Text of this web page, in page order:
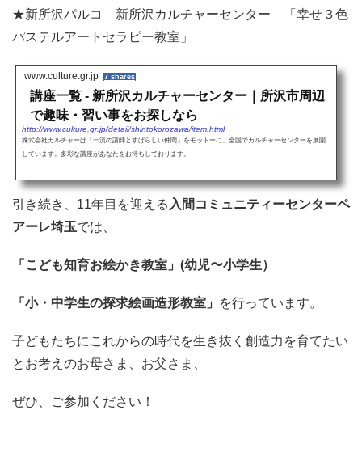
★新所沢パルコ 新所沢カルチャーセンター 「幸せ３色
パステルアートセラピー教室」
www.culture.gr.jp 7 shares
講座一覧 - 新所沢カルチャーセンター｜所沢市周辺
で趣味・習い事をお探しなら
http://www.culture.gr.jp/detail/shintokorozawa/item.html
株式会社カルチャーは「一流の講師とすばらしい仲間」をモットーに、全国でカルチャーセンターを展開
しています。多彩な講座があなたをお待ちしております。
引き続き、11年目を迎える 入間コミュニティーセンターペ
アーレ埼玉では、
「こども知育お絵かき教室」(幼児〜小学生）
「小・中学生の探求絵画造形教室」 を行っています。
子どもたちにこれからの時代を生き抜く創造力を育てたい
とお考えのお母さま、お父さま、
ぜひ、ご参加ください！